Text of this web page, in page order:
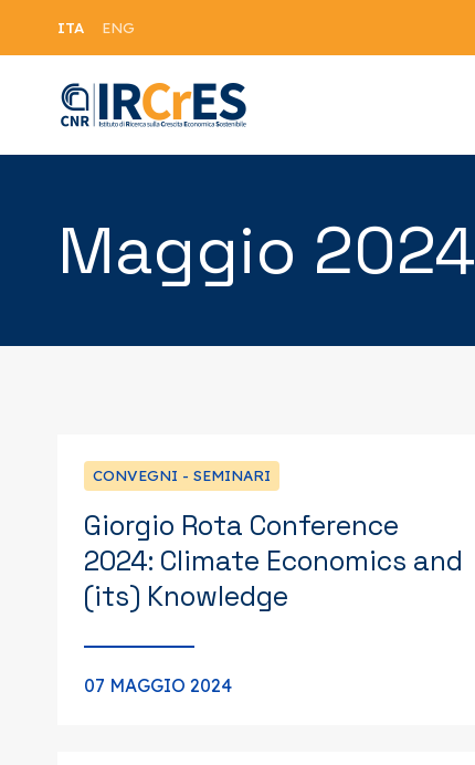
ITA ENG
Maggio 2024
CONVEGNI - SEMINARI
Giorgio Rota Conference
2024: Climate Economics and
(its) Knowledge
07 MAGGIO 2024